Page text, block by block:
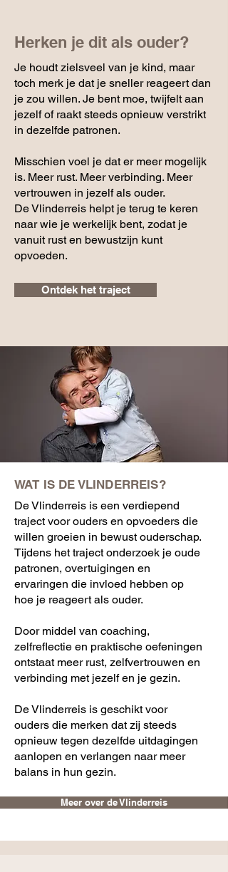
Herken je dit als ouder?
Je houdt zielsveel van je kind, maar
toch merk je dat je sneller reageert dan
je zou willen. Je bent moe, twijfelt aan
jezelf of raakt steeds opnieuw verstrikt
in dezelfde patronen.
Misschien voel je dat er meer mogelijk
is. Meer rust. Meer verbinding. Meer
vertrouwen in jezelf als ouder.
De Vlinderreis helpt je terug te keren
naar wie je werkelijk bent, zodat je
vanuit rust en bewustzijn kunt
opvoeden.
Ontdek het traject
WAT IS DE VLINDERREIS?
De Vlinderreis is een verdiepend
traject voor ouders en opvoeders die
willen groeien in bewust ouderschap.
Tijdens het traject onderzoek je oude
patronen, overtuigingen en
ervaringen die invloed hebben op
hoe je reageert als ouder.
Door middel van coaching,
zelfreflectie en praktische oefeningen
ontstaat meer rust, zelfvertrouwen en
verbinding met jezelf en je gezin.
De Vlinderreis is geschikt voor
ouders die merken dat zij steeds
opnieuw tegen dezelfde uitdagingen
aanlopen en verlangen naar meer
balans in hun gezin.
Meer over de Vlinderreis